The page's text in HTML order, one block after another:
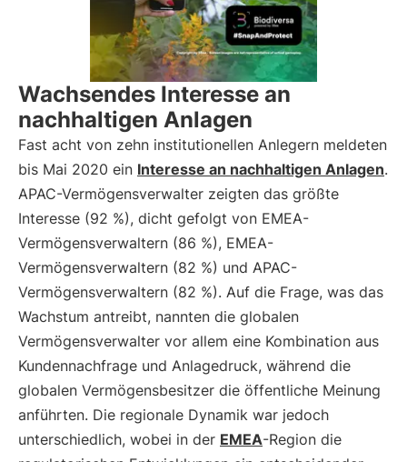
Wachsendes Interesse an
nachhaltigen Anlagen
Fast acht von zehn institutionellen Anlegern meldeten
bis Mai 2020 ein Interesse an nachhaltigen Anlagen.
APAC-Vermögensverwalter zeigten das größte
Interesse (92 %), dicht gefolgt von EMEA-
Vermögensverwaltern (86 %), EMEA-
Vermögensverwaltern (82 %) und APAC-
Vermögensverwaltern (82 %). Auf die Frage, was das
Wachstum antreibt, nannten die globalen
Vermögensverwalter vor allem eine Kombination aus
Kundennachfrage und Anlagedruck, während die
globalen Vermögensbesitzer die öffentliche Meinung
anführten. Die regionale Dynamik war jedoch
unterschiedlich, wobei in der EMEA-Region die